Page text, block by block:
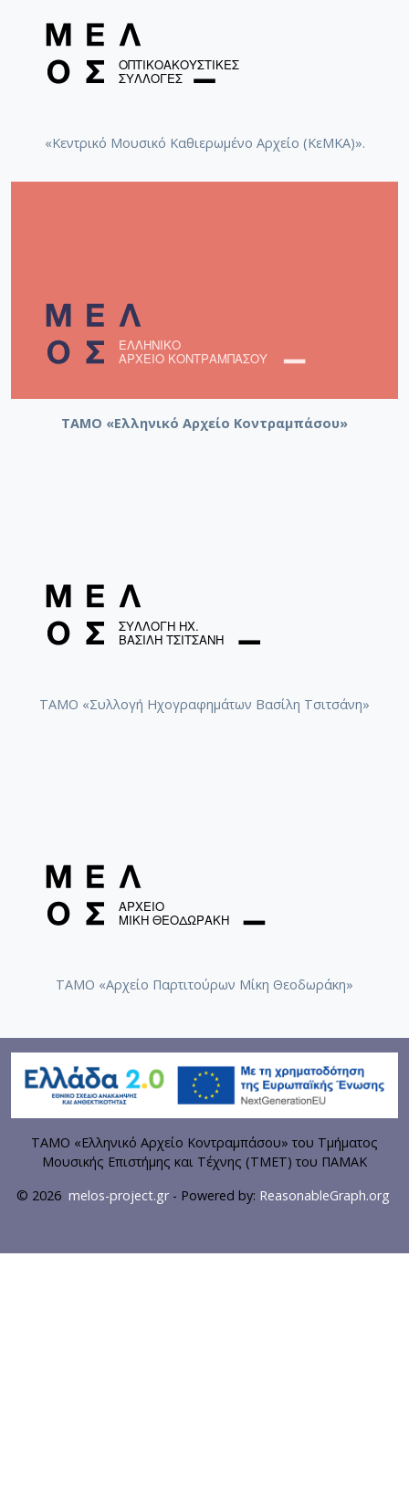
«Κεντρικό Μουσικό Καθιερωμένο Αρχείο (ΚεΜΚΑ)».
ΤΑΜΟ «Ελληνικό Αρχείο Κοντραμπάσου»
ΤΑΜΟ «Συλλογή Ηχογραφημάτων Βασίλη Τσιτσάνη»
ΤΑΜΟ «Αρχείο Παρτιτούρων Μίκη Θεοδωράκη»
ΤΑΜΟ «Ελληνικό Αρχείο Κοντραμπάσου» του Τμήματος
Μουσικής Επιστήμης και Τέχνης (ΤΜΕΤ) του ΠΑΜΑΚ
© 2026 melos-project.gr- Powered by: ReasonableGraph.org